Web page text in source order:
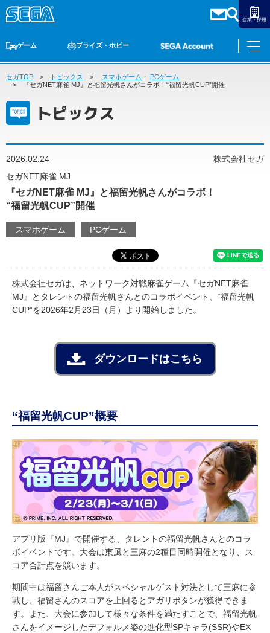
企業・採用
ゲーム
ゲームTOP 家庭用ゲーム PCゲーム スマホゲーム
プライズ・ホビー
プライズ トイ S-FIRE セガ ラッキーくじ
オンライン
ゲーム
ゲームTOP
家庭用ゲーム
アーケードゲーム
プライズ・ホビー
トイ
S-FIRE
セガ ラッキーくじ
ダーツ
トピックス
セガTOP トピックス スマホゲーム ・ PCゲーム
『セガNET麻雀 MJ』と福留光帆さんがコラボ！“福留光帆CUP”開催
トピックス
2026.02.24
株式会社セガ
セガNET麻雀 MJ
『セガNET麻雀 MJ』と福留光帆さんがコラボ！
“福留光帆CUP”開催
スマホゲーム PCゲーム
株式会社セガは、ネットワーク対戦麻雀ゲーム『セガNET麻雀
MJ』とタレントの福留光帆さんとのコラボイベント、“福留光帆
CUP”を2026年2月23日（月）より開始しました。
ダウンロードはこちら
“福留光帆CUP”概要
アプリ版『MJ』で開催する、タレントの福留光帆さんとのコラ
ボイベントです。大会は東風と三麻の2種目同時開催となり、ス
コア合計点を競います。
期間中は福留さんご本人がスペシャルゲスト対決として三麻に参
戦し、福留さんのスコアを上回るとアガリボタンが獲得できま
す。また、大会に参加して様々な条件を満たすことで、福留光帆
さんをイメージしたデフォルメ姿の進化型SPキャラ(SSR)やEX